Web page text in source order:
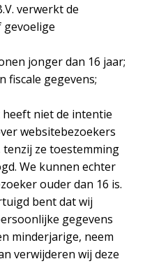
verwerkt de
jonger dan 16 jaar;
fiscale gegevens;
niet de intentie
websitebezoekers
ze toestemming
We kunnen echter
ouder dan 16 is.
bent dat wij
gegevens
minderjarige, neem
verwijderen wij deze